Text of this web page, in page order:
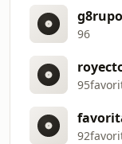
g8rupo
96